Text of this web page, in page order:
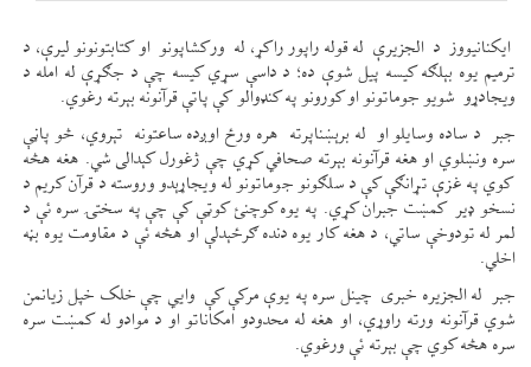
ایکنانیووز د الجزیرې له قوله راپور راکړ، له ورکشاپونو او کتابتونونو لیرې، د
ترمیم یوه بېلګه کیسه پیل شوې ده؛ د داسې سړي کیسه چې د جګړې له امله د
ویجادړو شویو جوماتونو او کورونو په کنډوالو کې پاتې قرآنونه بېرته رغوي.
جبر د ساده وسایلو او له برېښناپرته هره ورځ اوږده ساعتونه تېروي، څو پاڼې
سره ونښلوي او هغه قرآنونه بېرته صحافي کړي چې ژغورل کېدالی شي. هغه هڅه
کوي په غزې تړانګې کې د سلګونو جوماتونو له ویجاړېدو وروسته د قرآن کریم د
نسخو ‌ډير کمښت جبران کړي. په یوه کوچنئ کوټې کې چې په سختۍ سره ئې د
لمر له تودوخې ساتي، د هغه کار یوه دنده ګرځېدلې او هڅه ئې د مقاومت یوه بڼه
اخلي.
جبر له الجزیره خبری چینل سره په یوې مرکې کې وايي چې خلک خپل زیانمن
شوي قرآنونه ورته راوړي، او هغه له محدودو امکاناتو او د موادو له کمښت سره
سره هڅه کوي چې بېرته ئې ورغوي.